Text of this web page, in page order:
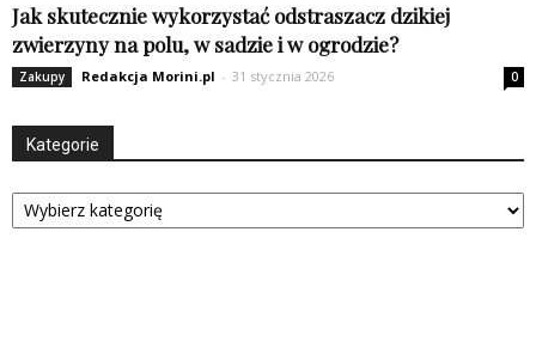
Jak skutecznie wykorzystać odstraszacz dzikiej
zwierzyny na polu, w sadzie i w ogrodzie?
Zakupy Redakcja Morini.pl - 31 stycznia 2026 0
Kategorie
Kategorie